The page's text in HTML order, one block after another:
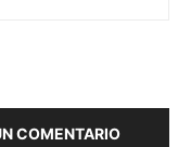
COMENTARIO